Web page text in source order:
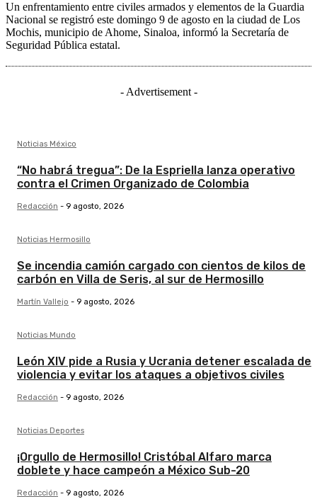
Un enfrentamiento entre civiles armados y elementos de la Guardia
Nacional se registró este domingo 9 de agosto en la ciudad de Los
Mochis, municipio de Ahome, Sinaloa, informó la Secretaría de
Seguridad Pública estatal.
- Advertisement -
Noticias México
“No habrá tregua”: De la Espriella lanza operativo
contra el Crimen Organizado de Colombia
Redacción - 9 agosto, 2026
Noticias Hermosillo
Se incendia camión cargado con cientos de kilos de
carbón en Villa de Seris, al sur de Hermosillo
Martín Vallejo - 9 agosto, 2026
Noticias Mundo
León XIV pide a Rusia y Ucrania detener escalada de
violencia y evitar los ataques a objetivos civiles
Redacción - 9 agosto, 2026
Noticias Deportes
¡Orgullo de Hermosillo! Cristóbal Alfaro marca
doblete y hace campeón a México Sub-20
Redacción - 9 agosto, 2026